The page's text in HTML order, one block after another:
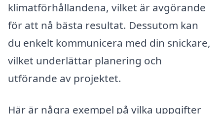
klimatförhållandena, vilket är avgörande
för att nå bästa resultat. Dessutom kan
du enkelt kommunicera med din snickare,
vilket underlättar planering och
utförande av projektet.
Här är några exempel på vilka uppgifter